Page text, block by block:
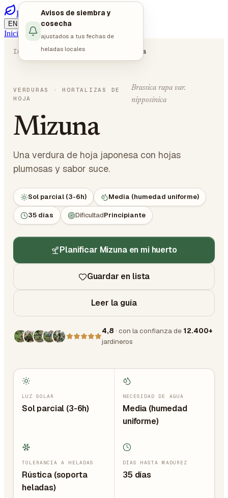
PlotMyGarden
EN DE / ES
Iniciar sesiónEmpezar a planificar
Inicio Plantas Verduras Mizuna
VERDURAS
· HORTALIZAS DE
HOJA
Brassica rapa var.
nipposinica
Mizuna
Una verdura de hoja japonesa con hojas
plumosas y sabor suce.
Sol parcial (3-6h) Media (humedad uniforme)
35 días DificultadPrincipiante
Planificar Mizuna en mi huerto
Guardar en lista
Leer la guía
4,8 · con la confianza de 12.400+
jardineros
Avisos de siembra y
cosecha
ajustados a tus fechas de
heladas locales
LUZ SOLAR
Sol parcial (3-6h)
NECESIDAD DE AGUA
Media (humedad
uniforme)
TOLERANCIA A HELADAS
Rústica (soporta
heladas)
DÍAS HASTA MADUREZ
35 días